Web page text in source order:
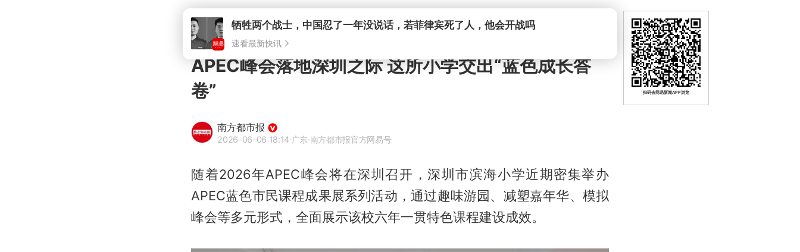
牺牲两个战士，中国忍了一年没说话，若菲律宾死了人，他会开战吗
速看最新快讯
APEC峰会落地深圳之际 这所小学交出“蓝色成长答
卷”
南方都市报
2026-06-06 18:14·广东·南方都市报官方网易号
随着2026年APEC峰会将在深圳召开，深圳市滨海小学近期密集举办
APEC蓝色市民课程成果展系列活动，通过趣味游园、减塑嘉年华、模拟
峰会等多元形式，全面展示该校六年一贯特色课程建设成效。
扫码去网易新闻APP浏览